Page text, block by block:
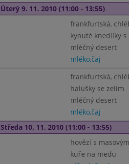
Úterý 9. 11. 2010 (11:00 - 13:55)
frankfurtská,
kynuté knedlíky s
mléčný desert
mléko,čaj
frankfurtská,
halušky se zelím
mléčný desert
mléko,čaj
Středa 10. 11. 2010 (11:00 - 13:55)
hovězí s
kuře na medu